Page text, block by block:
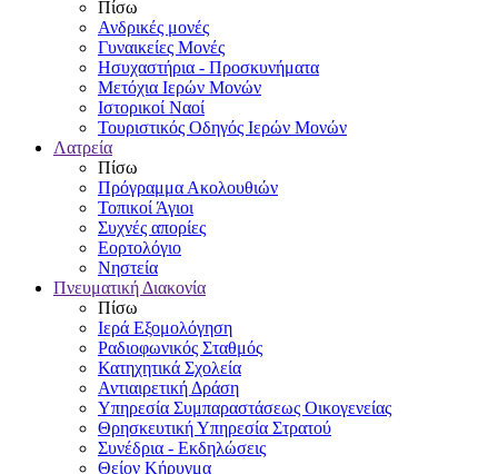
Πίσω
Ανδρικές μονές
Γυναικείες Μονές
Ησυχαστήρια - Προσκυνήματα
Μετόχια Ιερών Μονών
Ιστορικοί Ναοί
Τουριστικός Οδηγός Ιερών Μονών
Λατρεία
Πίσω
Πρόγραμμα Ακολουθιών
Τοπικοί Άγιοι
Συχνές απορίες
Εορτολόγιο
Νηστεία
Πνευματική Διακονία
Πίσω
Ιερά Εξομολόγηση
Ραδιοφωνικός Σταθμός
Κατηχητικά Σχολεία
Αντιαιρετική Δράση
Υπηρεσία Συμπαραστάσεως Οικογενείας
Θρησκευτική Υπηρεσία Στρατού
Συνέδρια - Εκδηλώσεις
Θείον Κήρυγμα